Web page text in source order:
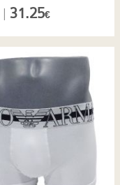
31.25€